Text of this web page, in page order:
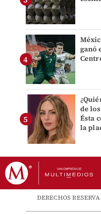
ganó
de
Ésta
la
DERECHOS